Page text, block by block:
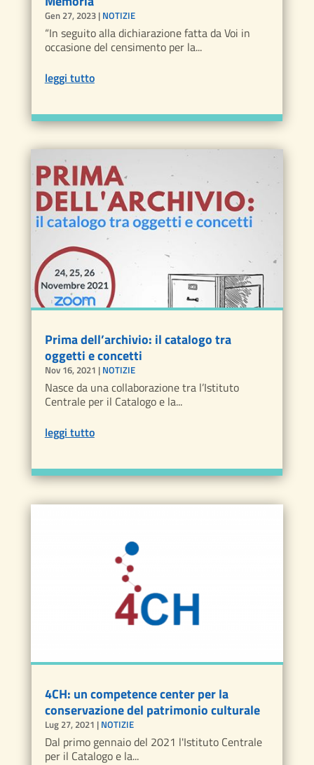
Gen 27, 2023| NOTIZIE
“In seguito alla dichiarazione fatta da Voi in
occasione del censimento per la...
leggi tutto
Prima dell’archivio: il catalogo tra
oggetti e concetti
Nov 16, 2021 | NOTIZIE
Nasce da una collaborazione tra l’Istituto
Centrale per il Catalogo e la...
leggi tutto
4CH: un competence center per la
conservazione del patrimonio culturale
Lug 27, 2021 | NOTIZIE
Dal primo gennaio del 2021 l'Istituto Centrale
per il Catalogo e la...